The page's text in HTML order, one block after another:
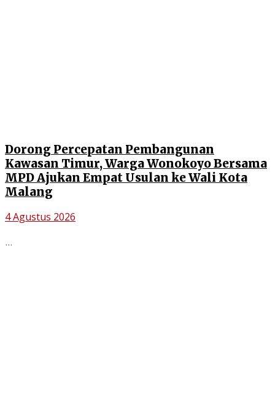
Dorong Percepatan Pembangunan
Kawasan Timur, Warga Wonokoyo Bersama
MPD Ajukan Empat Usulan ke Wali Kota
Malang
4 Agustus 2026
...